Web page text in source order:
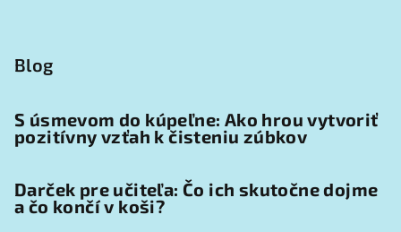
Blog
S úsmevom do kúpeľne: Ako hrou vytvoriť
pozitívny vzťah k čisteniu zúbkov
Darček pre učiteľa: Čo ich skutočne dojme
a čo končí v koši?